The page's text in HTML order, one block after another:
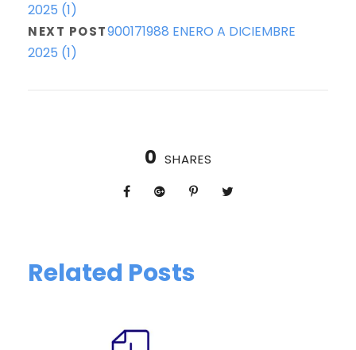
2025 (1)
NEXT POST900171988 ENERO A DICIEMBRE
2025 (1)
0 SHARES
Related Posts